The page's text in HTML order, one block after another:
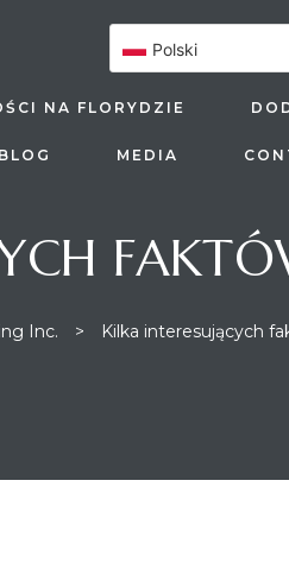
Polski
NA FLORYDZIE
BLOG MEDIA
Inc. > Kilka interesujących